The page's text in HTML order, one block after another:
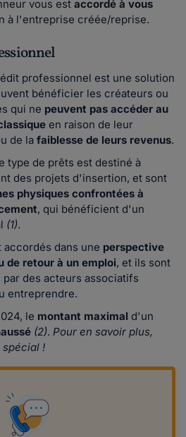
vous est accordé à vous
à l'entreprise créée/reprise.
professionnel est une solution
bénéficier les créateurs ou
qui ne peuvent pas accéder au
en raison de leur
de la faiblesse de leurs revenus.
type de prêts est destiné à
des projets d'insertion, et sont
physiques confrontées à
, qui bénéficient d'un
(1).
accordés dans une perspective
de retour à un emploi, et ils sont
des acteurs associatifs
entreprendre.
le montant maximal d'un
(2). Pour en savoir plus,
!